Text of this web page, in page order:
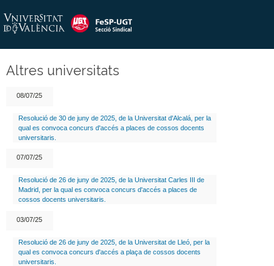
Altres universitats
08/07/25
Resolució de 30 de juny de 2025, de la Universitat d'Alcalá, per la
qual es convoca concurs d'accés a places de cossos docents
universitaris.
07/07/25
Resolució de 26 de juny de 2025, de la Universitat Carles III de
Madrid, per la qual es convoca concurs d'accés a places de
cossos docents universitaris.
03/07/25
Resolució de 26 de juny de 2025, de la Universitat de Lleó, per la
qual es convoca concurs d'accés a plaça de cossos docents
universitaris.